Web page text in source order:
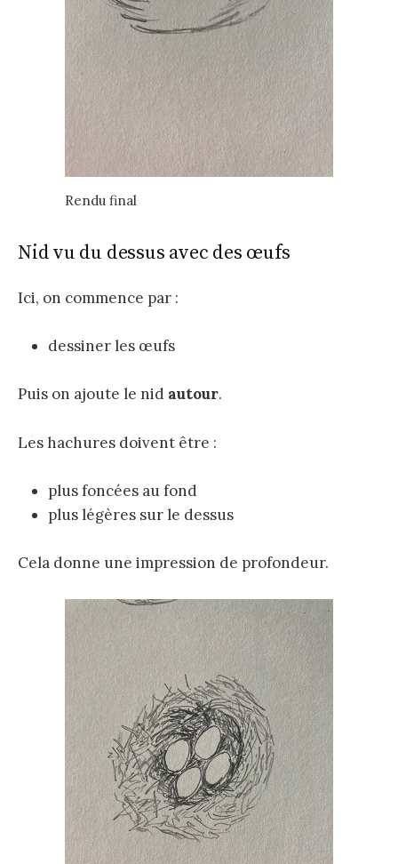
Rendu final
Nid vu du dessus avec des œufs
Ici, on commence par :
dessiner les œufs
Puis on ajoute le nid autour.
Les hachures doivent être :
plus foncées au fond
plus légères sur le dessus
Cela donne une impression de profondeur.